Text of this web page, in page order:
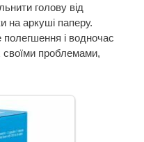
голову від
на аркуші паперу.
і водночас
проблемами,